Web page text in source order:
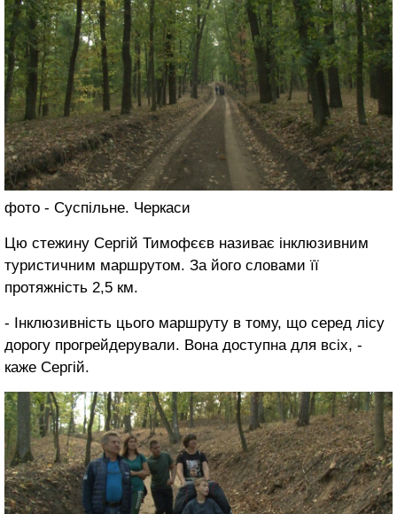
фото - Суспільне. Черкаси
Цю стежину Сергій Тимофєєв називає інклюзивним
туристичним маршрутом. За його словами її
протяжність 2,5 км.
- Інклюзивність цього маршруту в тому, що серед лісу
дорогу прогрейдерували. Вона доступна для всіх, -
каже Сергій.